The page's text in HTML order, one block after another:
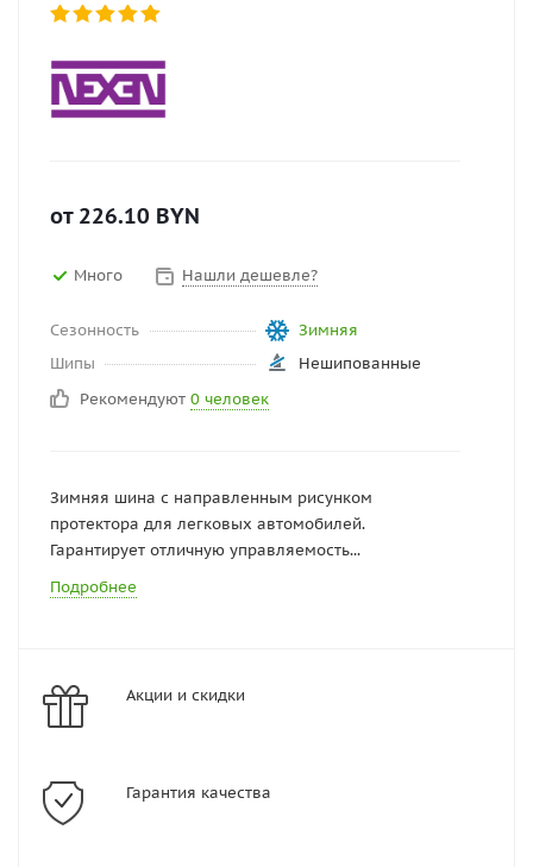
от 226.10 BYN
Много Нашли дешевле?
Сезонность
Зимняя
Шипы
Нешипованные
Рекомендуют 0 человек
Зимняя шина с направленным рисунком
протектора для легковых автомобилей.
Гарантирует отличную управляемость...
Подробнее
Акции и скидки
Гарантия качества